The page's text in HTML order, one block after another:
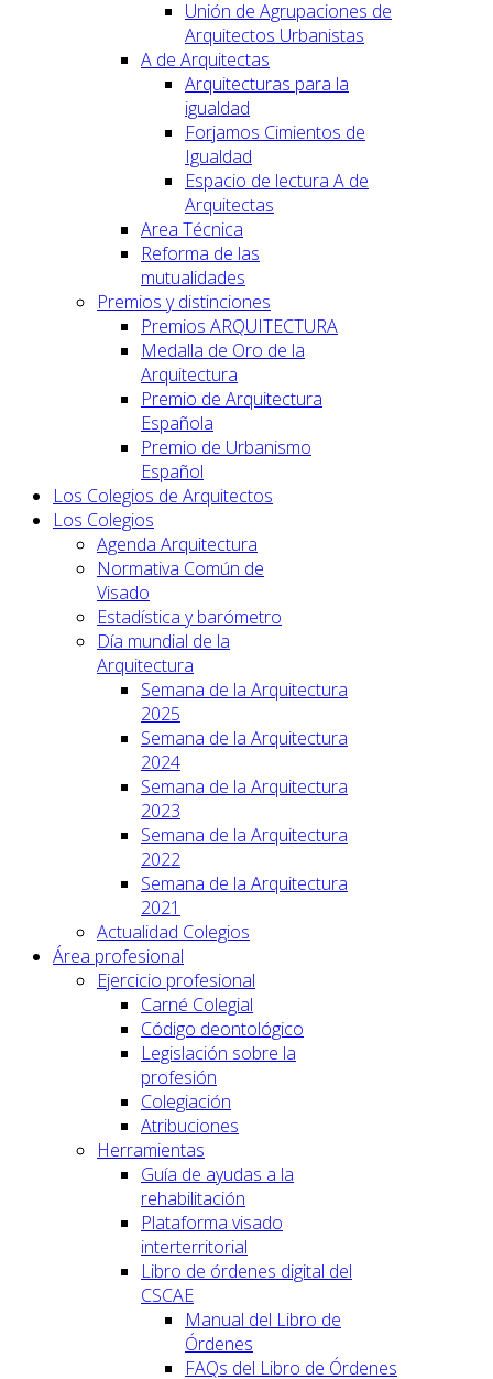
Unión de Agrupaciones de
Arquitectos Urbanistas
A de Arquitectas
Arquitecturas para la
igualdad
Forjamos Cimientos de
Igualdad
Espacio de lectura A de
Arquitectas
Area Técnica
Reforma de las
mutualidades
Premios y distinciones
Premios ARQUITECTURA
Medalla de Oro de la
Arquitectura
Premio de Arquitectura
Española
Premio de Urbanismo
Español
Los Colegios de Arquitectos
Los Colegios
Agenda Arquitectura
Normativa Común de
Visado
Estadística y barómetro
Día mundial de la
Arquitectura
Semana de la Arquitectura
2025
Semana de la Arquitectura
2024
Semana de la Arquitectura
2023
Semana de la Arquitectura
2022
Semana de la Arquitectura
2021
Actualidad Colegios
Área profesional
Ejercicio profesional
Carné Colegial
Código deontológico
Legislación sobre la
profesión
Colegiación
Atribuciones
Herramientas
Guía de ayudas a la
rehabilitación
Plataforma visado
interterritorial
Libro de órdenes digital del
CSCAE
Manual del Libro de
Órdenes
FAQs del Libro de Órdenes